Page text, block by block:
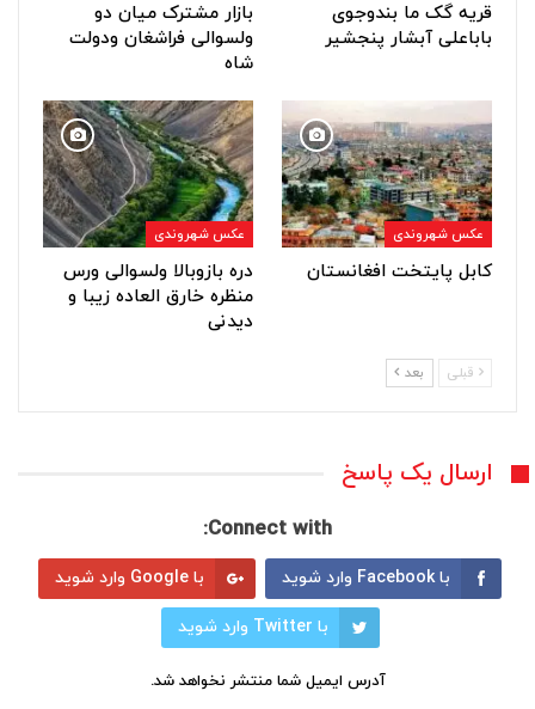
قریه گک ما بندوجوی
باباعلی آبشار پنجشیر
بازار مشترک میان دو
ولسوالی فراشغان ودولت
شاه
عکس شهروندی
کابل پایتخت افغانستان
عکس شهروندی
دره بازوبالا ولسوالی ورس
منظره خارق العاده زیبا و
دیدنی
قبلی بعد
ارسال یک پاسخ
Connect with:
با Facebook وارد شوید با Google وارد شوید
با Twitter وارد شوید
آدرس ایمیل شما منتشر نخواهد شد.